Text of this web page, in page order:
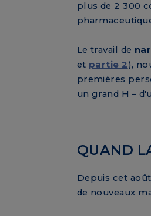
plus de 2 300
Le travail de
et partie 2),
premières
un grand H –
QUAND
Depuis cet
de nouveaux